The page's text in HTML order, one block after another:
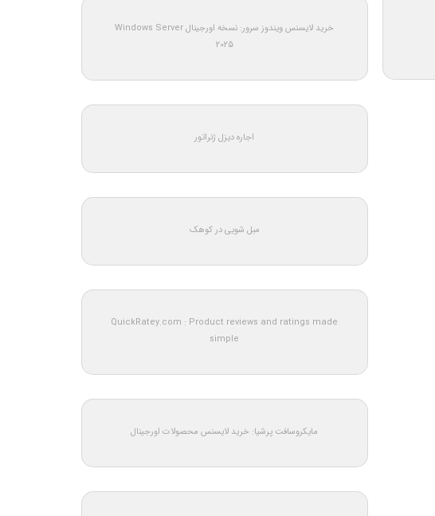
خرید لایسنس ویندوز سرور: نسخه اورجینال Windows Server
2025
اجاره دیزل ژنراتور
مبل شویی در کوهک
QuickRatey.com : Product reviews and ratings made
simple
مایکروسافت پرشیا: خرید لایسنس محصولات اورجینال